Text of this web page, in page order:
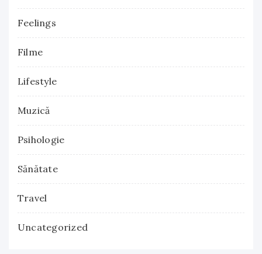
Feelings
Filme
Lifestyle
Muzică
Psihologie
Sănătate
Travel
Uncategorized